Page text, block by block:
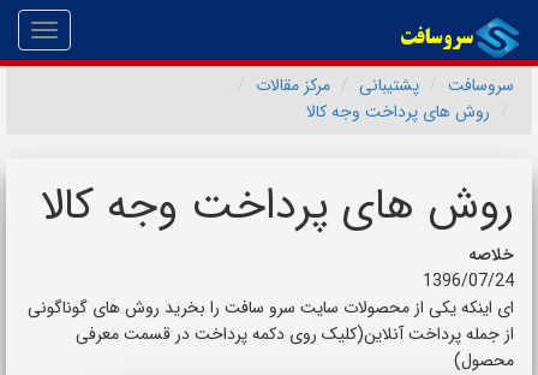
سروسافت
پشتیبانی
مرکز مقالات
روش های پرداخت وجه کالا
روش های پرداخت وجه کالا
خلاصه
1396/07/24
ای اینکه یکی از محصولات سایت سرو سافت را بخرید روش های گوناگونی
از جمله پرداخت آنلاین(کلیک روی دکمه پرداخت در قسمت معرفی
محصول)